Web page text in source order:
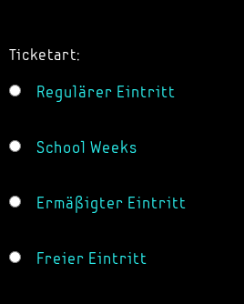
Ticketart:
Regulärer Eintritt
School Weeks
Ermäßigter Eintritt
Freier Eintritt